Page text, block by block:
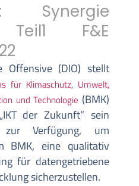
Synergie
Teil1 F&E
Offensive (DIO) stellt
für Klimaschutz, Umwelt,
und Technologie (BMK)
der Zukunft“ sein
zur Verfügung, um
BMK, eine qualitativ
für datengetriebene
sicherzustellen.